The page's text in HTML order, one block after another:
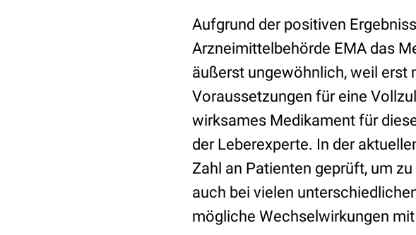
Aufgrund der positiven
Arzneimittelbehörde EMA das
äußerst ungewöhnlich, weil erst
Voraussetzungen für eine
wirksames Medikament für
der Leberexperte. In der
Zahl an Patienten geprüft, um
auch bei vielen
mögliche Wechselwirkungen